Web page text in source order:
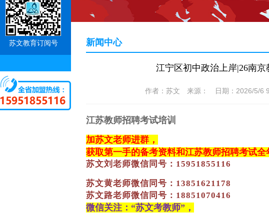
苏文教育订阅号 新闻中心
江宁区初中政治上岸|26南
作者：苏文 来源： 日期：2026/5/6
江苏教师招聘考试培训
加苏文老师进群，
获取第一手的备考资料和江苏教师招聘考试全
苏文刘老师微信同号 ： 15951855116
苏文黄老师微信同号： 13851621178
苏文路老师微信同号： 18851070416
微信关注： “苏文考教师”，